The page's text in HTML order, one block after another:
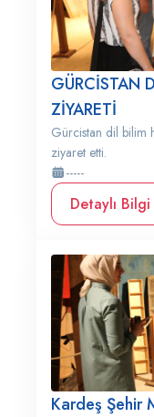
GÜRCİSTAN
ZİYARETİ
Gürcistan dil bilim
ziyaret etti.
-----
Detaylı Bilgi
Kardeş Şehir